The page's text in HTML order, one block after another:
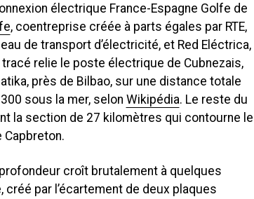
électrique France-Espagne Golfe de
, coentreprise créée à parts égales par RTE,
de transport d’électricité, et Red Eléctrica,
relie le poste électrique de Cubnezais,
près de Bilbao, sur une distance totale
sous la mer, selon Wikipédia. Le reste du
la section de 27 kilomètres qui contourne le
Capbreton.
croît brutalement à quelques
par l’écartement de deux plaques